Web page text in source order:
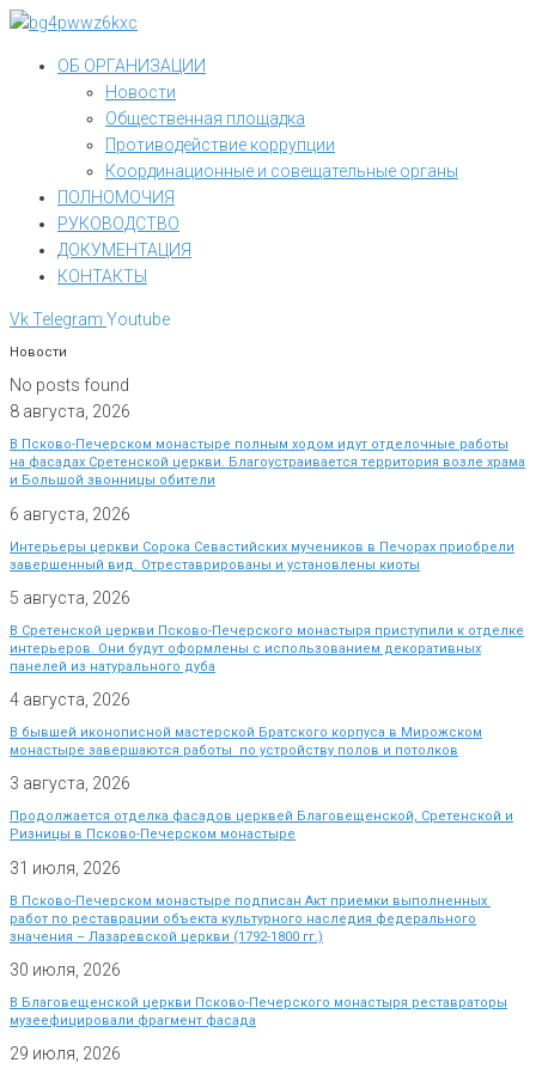
Перейти
контентуОБ ОРГАНИЗАЦИИ
Новости
Общественная площадка
Противодействие коррупции
Координационные и совещательные органы
ПОЛНОМОЧИЯ
РУКОВОДСТВО
ДОКУМЕНТАЦИЯ
КОНТАКТЫ
VkTelegram Youtube
Новости
No posts found
8 августа, 2026
В Псково-Печерском монастыре полным ходом идут отделочные работы
на фасадах Сретенской церкви. Благоустраивается территория возле храма
и Большой звонницы обители
6 августа, 2026
Интерьеры церкви Сорока Севастийских мучеников в Печорах приобрели
завершенный вид. Отреставрированы и установлены киоты
5 августа, 2026
В Сретенской церкви Псково-Печерского монастыря приступили к отделке
интерьеров. Они будут оформлены с использованием декоративных
панелей из натурального дуба
4 августа, 2026
В бывшей иконописной мастерской Братского корпуса в Мирожском
монастыре завершаются работы по устройству полов и потолков
3 августа, 2026
Продолжается отделка фасадов церквей Благовещенской, Сретенской и
Ризницы в Псково-Печерском монастыре
31 июля, 2026
В Псково-Печерском монастыре подписан Акт приемки выполненных
работ по реставрации объекта культурного наследия федерального
значения – Лазаревской церкви (1792-1800 гг.)
30 июля, 2026
В Благовещенской церкви Псково-Печерского монастыря реставраторы
музеефицировали фрагмент фасада
29 июля, 2026